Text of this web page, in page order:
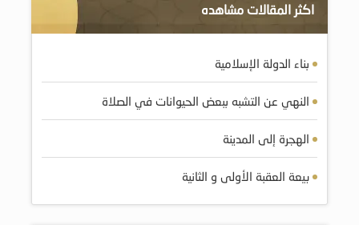
اكثر المقالات مشاهده
بناء الدولة الإسلامية
النهي عن التشبه ببعض الحيوانات في الصلاة
الهجرة إلى المدينة
بيعة العقبة الأولى و الثانية